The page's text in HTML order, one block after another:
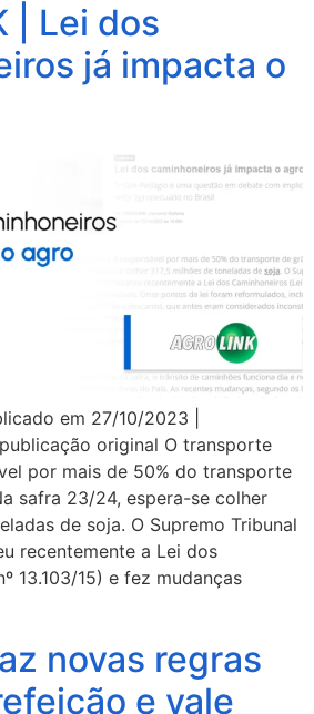
| Lei dos
já impacta o
em 27/10/2023 |
original O transporte
por mais de 50% do transporte
safra 23/24, espera-se colher
de soja. O Supremo Tribunal
recentemente a Lei dos
13.103/15) e fez mudanças
novas regras
e vale